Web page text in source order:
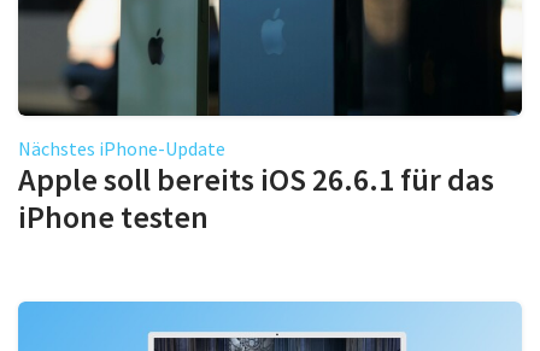
Nächstes iPhone-Update
Apple soll bereits iOS 26.6.1 für das
iPhone testen